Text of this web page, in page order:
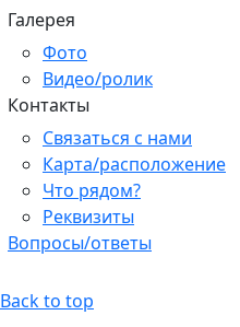
Галерея
Фото
Видео/ролик
Контакты
Связаться с нами
Карта/расположение
Что рядом?
Реквизиты
Вопросы/ответы
Back to top